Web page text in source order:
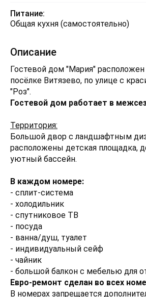
Питание:
Общая кухня (самостоятельно)
Описание
Гостевой дом "Мария"
посёлке Витязево, по улице с
"Роз".
Гостевой дом работает в
Территория:
Большой двор с ландшафтным
расположены детская площадка,
уютный бассейн.
В каждом номере:
- сплит-система
- холодильник
- спутниковое ТВ
- посуда
- ванна/душ, туалет
- индивидуальный сейф
- чайник
- большой балкон с мебелью для
Евро-ремонт сделан во всех
В номерах запрещается